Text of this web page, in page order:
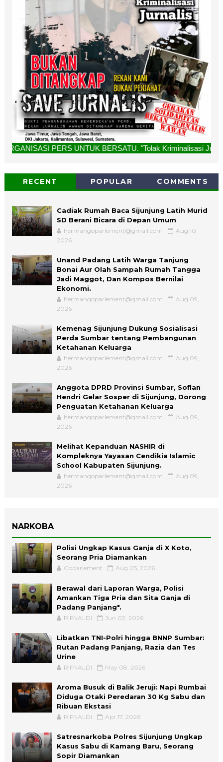
PERS UNTUK BERSATU. "Tolak Kriminalisasi Jurnalis, Rekan
RECENT POPULAR COMMENTS
Cadiak Rumah Baca Sijunjung Latih Murid
SD Berani Bicara di Depan Umum
hermangoparlement@gmail.com
Aug 10,
2026
Unand Padang Latih Warga Tanjung
Bonai Aur Olah Sampah Rumah Tangga
Jadi Maggot, Dan Kompos Bernilai
Ekonomi.
hermangoparlement@gmail.com
Aug 09,
2026
Kemenag Sijunjung Dukung Sosialisasi
Perda Sumbar tentang Pembangunan
Ketahanan Keluarga
hermangoparlement@gmail.com
Aug 09,
2026
Anggota DPRD Provinsi Sumbar, Sofian
Hendri Gelar Sosper di Sijunjung, Dorong
Penguatan Ketahanan Keluarga
hermangoparlement@gmail.com
Aug 09,
2026
Melihat Kepanduan NASHIR di
Kompleknya Yayasan Cendikia Islamic
School Kabupaten Sijunjung.
hermangoparlement@gmail.com
Aug 09,
2026
NARKOBA
Polisi Ungkap Kasus Ganja di X Koto,
Seorang Pria Diamankan
Goparlement Aug 05, 2026
Berawal dari Laporan Warga, Polisi
Amankan Tiga Pria dan Sita Ganja di
Padang Panjang".
RIFNALDI Jun 02, 2026
Libatkan TNI-Polri hingga BNNP Sumbar:
Rutan Padang Panjang, Razia dan Tes
Urine
RIFNALDI May 08, 2026
Aroma Busuk di Balik Jeruji: Napi Rumbai
Diduga Otaki Peredaran 30 Kg Sabu dan
Ribuan Ekstasi
RIFNALDI Apr 17, 2026
Satresnarkoba Polres Sijunjung Ungkap
Kasus Sabu di Kamang Baru, Seorang
Sopir Diamankan